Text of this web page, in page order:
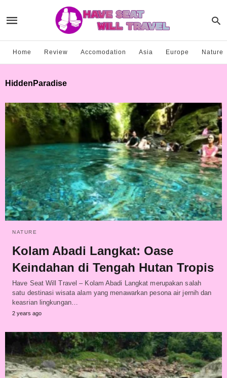
Home Review Accomodation Asia Europe Nature
HiddenParadise
NATURE
Kolam Abadi Langkat: Oase
Keindahan di Tengah Hutan Tropis
Have Seat Will Travel – Kolam Abadi Langkat merupakan salah
satu destinasi wisata alam yang menawarkan pesona air jernih dan
keasrian lingkungan…
2 years ago